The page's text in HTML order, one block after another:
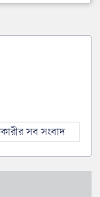
সব সংবাদ